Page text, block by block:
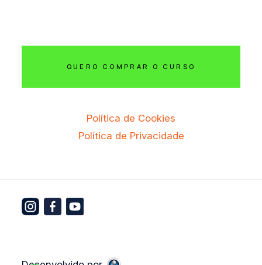
QUERO COMPRAR O CURSO
Política de Cookies
Política de Privacidade